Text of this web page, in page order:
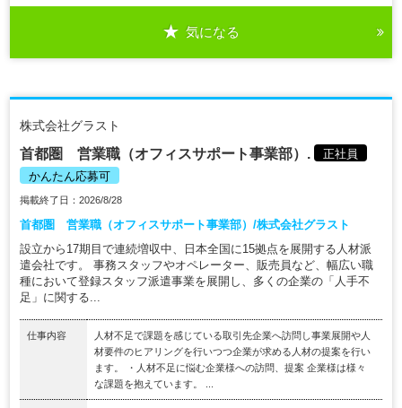
気になる
株式会社グラスト
首都圏 営業職（オフィスサポート事業部）.
正社員
かんたん応募可
掲載終了日：2026/8/28
首都圏 営業職（オフィスサポート事業部）/株式会社グラスト
設立から17期目で連続増収中、日本全国に15拠点を展開する人材派
遣会社です。 事務スタッフやオペレーター、販売員など、幅広い職
種において登録スタッフ派遣事業を展開し、多くの企業の「人手不
足」に関する...
仕事内容
人材不足で課題を感じている取引先企業へ訪問し事業展開や人
材要件のヒアリングを行いつつ企業が求める人材の提案を行い
ます。 ・人材不足に悩む企業様への訪問、提案 企業様は様々
な課題を抱えています。 ...